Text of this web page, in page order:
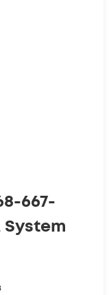
667-
System